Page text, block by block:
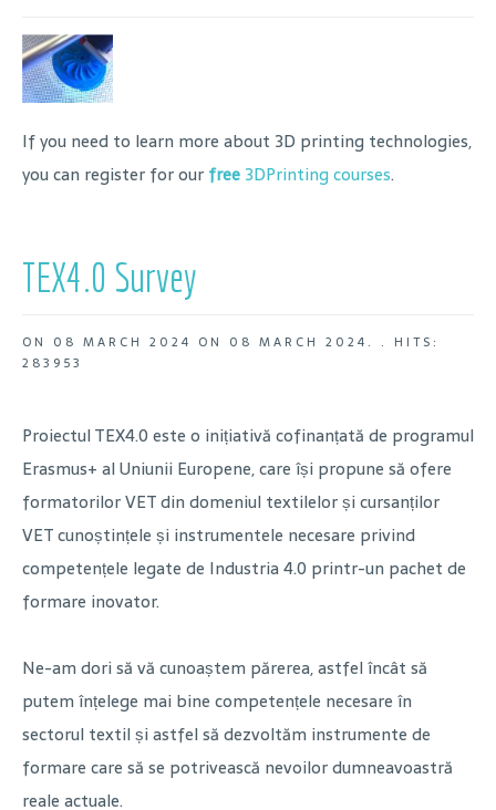
If you need to learn more about 3D printing technologies,
you can register for our free 3DPrinting courses.
TEX4.0 Survey
ON 08 MARCH 2024 ON 08 MARCH 2024 . . HITS:
283953
Proiectul TEX4.0 este o inițiativă cofinanțată de programul
Erasmus+ al Uniunii Europene, care își propune să ofere
formatorilor VET din domeniul textilelor și cursanților
VET cunoștințele și instrumentele necesare privind
competențele legate de Industria 4.0 printr-un pachet de
formare inovator.
Ne-am dori să vă cunoaștem părerea, astfel încât să
putem înțelege mai bine competențele necesare în
sectorul textil și astfel să dezvoltăm instrumente de
formare care să se potrivească nevoilor dumneavoastră
reale actuale.